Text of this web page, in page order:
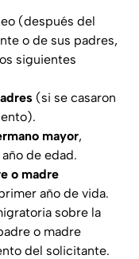
(después del
o de sus padres,
siguientes
(si se casaron
mayor,
de edad.
o madre
año de vida.
sobre la
o madre
del solicitante.